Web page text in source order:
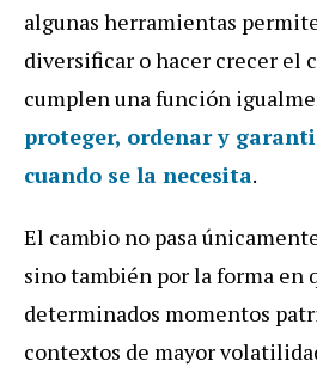
algunas herramientas
diversificar o hacer crecer el
cumplen una función
proteger, ordenar y
cuando se la necesita.
El cambio no pasa
sino también por la forma en
determinados momentos
contextos de mayor